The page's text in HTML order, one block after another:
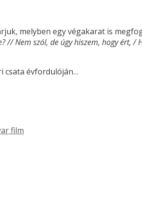
melyben egy végakarat is
// Nem szól, de úgy hiszem, hogy ért,
csata évfordulóján…
film